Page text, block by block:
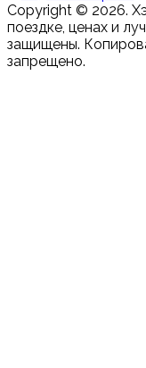
Copyright © 2026.
поездке, ценах и
защищены.
запрещено.